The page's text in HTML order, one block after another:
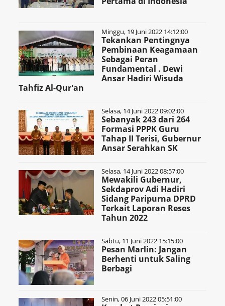
Minggu, 19 Juni 2022 14:12:00
Tekankan Pentingnya
Pembinaan Keagamaan
Sebagai Peran
Fundamental . Dewi
Ansar Hadiri Wisuda
Tahfiz Al-Qur'an
Selasa, 14 Juni 2022 09:02:00
Sebanyak 243 dari 264
Formasi PPPK Guru
Tahap II Terisi, Gubernur
Ansar Serahkan SK
Selasa, 14 Juni 2022 08:57:00
Mewakili Gubernur,
Sekdaprov Adi Hadiri
Sidang Paripurna DPRD
Terkait Laporan Reses
Tahun 2022
Sabtu, 11 Juni 2022 15:15:00
Pesan Marlin: Jangan
Berhenti untuk Saling
Berbagi
Senin, 06 Juni 2022 05:51:00